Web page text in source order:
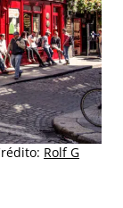
Rolf G